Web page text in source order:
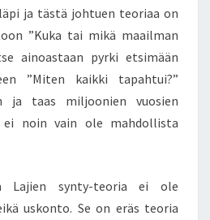
T
Y
-
T
E
R
E
ja tästä johtuen teoriaa on
”Kuka tai mikä maailman
ainoastaan pyrki etsimään
”Miten kaikki tapahtui?”
ja taas miljoonien vuosien
ei noin vain ole mahdollista
Lajien synty-teoria ei ole
uskonto. Se on eräs teoria